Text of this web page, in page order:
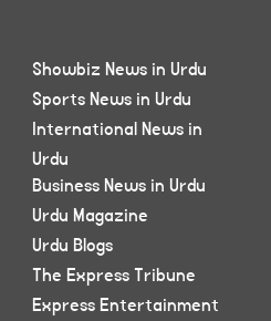
Showbiz News in Urdu
Sports News in Urdu
International News in
Urdu
Business News in Urdu
Urdu Magazine
Urdu Blogs
The Express Tribune
Express Entertainment